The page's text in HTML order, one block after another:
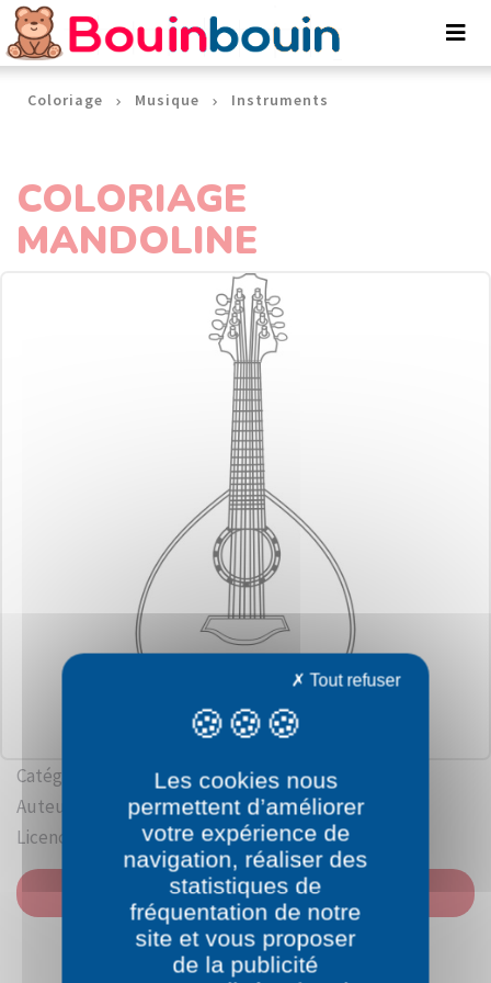
Coloriage Musique Instruments
COLORIAGE
MANDOLINE
Catégorie: Instruments
Auteur:
Papapishu
Licence: Domaine Public
IMPRIMER
Panneau de gestion des cookies
Les cookies nous
permettent d’améliorer
votre expérience de
navigation, réaliser des
statistiques de
fréquentation de notre
site et vous proposer
de la publicité
Tout refuser